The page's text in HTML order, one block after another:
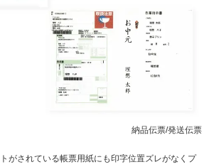
納品伝票/発送伝票
がされている帳票用紙にも印字位置ズレがなくプ